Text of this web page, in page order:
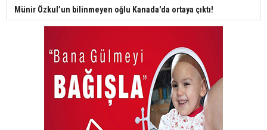
Münir Özkul’un bilinmeyen oğlu Kanada'da ortaya çıktı!